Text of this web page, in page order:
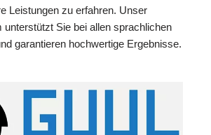
Leistungen zu erfahren. Unser
unterstützt Sie bei allen sprachlichen
garantieren hochwertige Ergebnisse.